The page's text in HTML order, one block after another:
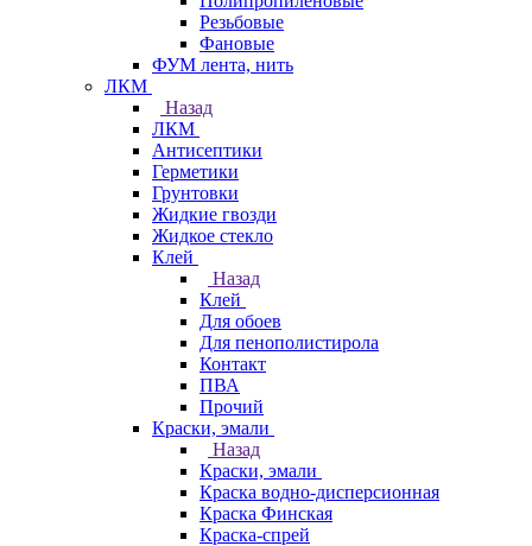
Резьбовые
Фановые
ФУМ лента, нить
ЛКМ
Назад
ЛКМ
Антисептики
Герметики
Грунтовки
Жидкие гвозди
Жидкое стекло
Клей
Назад
Клей
Для обоев
Для пенополистирола
Контакт
ПВА
Прочий
Краски, эмали
Назад
Краски, эмали
Краска водно-дисперсионная
Краска Финская
Краска-спрей